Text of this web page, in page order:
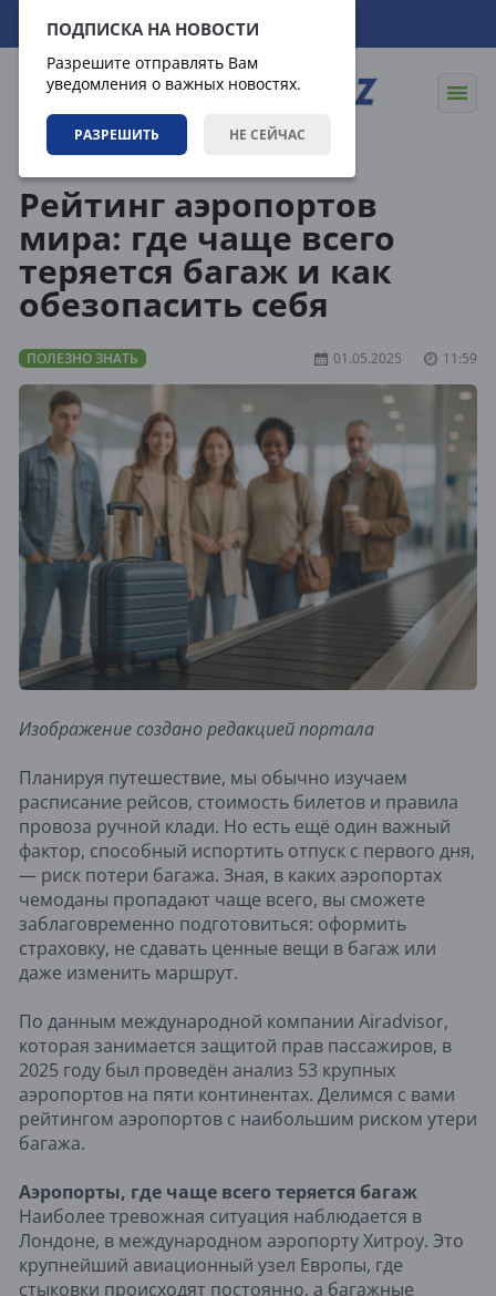
ПОДПИСКА НА НОВОСТИ
Разрешите отправлять Вам
уведомления о важных новостях.
РАЗРЕШИТЬ НЕ СЕЙЧАС
11.08.2026 00:49:36
Рейтинг аэропортов
мира: где чаще всего
теряется багаж и как
обезопасить себя
ПОЛЕЗНО ЗНАТЬ 01.05.2025 11:59
Изображение создано редакцией портала
Планируя путешествие, мы обычно изучаем
расписание рейсов, стоимость билетов и правила
провоза ручной клади. Но есть ещё один важный
фактор, способный испортить отпуск с первого дня,
— риск потери багажа. Зная, в каких аэропортах
чемоданы пропадают чаще всего, вы сможете
заблаговременно подготовиться: оформить
страховку, не сдавать ценные вещи в багаж или
даже изменить маршрут.
По данным международной компании Airadvisor,
которая занимается защитой прав пассажиров, в
2025 году был проведён анализ 53 крупных
аэропортов на пяти континентах. Делимся с вами
рейтингом аэропортов с наибольшим риском утери
багажа.
Аэропорты, где чаще всего теряется багаж
Наиболее тревожная ситуация наблюдается в
Лондоне, в международном аэропорту Хитроу. Это
крупнейший авиационный узел Европы, где
стыковки происходят постоянно, а багажные